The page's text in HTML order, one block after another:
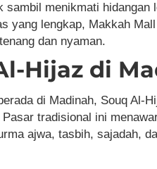
sambil menikmati
yang lengkap, Makkah
dan nyaman.
Hijaz di
di Madinah, Souq Al-
tradisional ini
ajwa, tasbih, sajadah,